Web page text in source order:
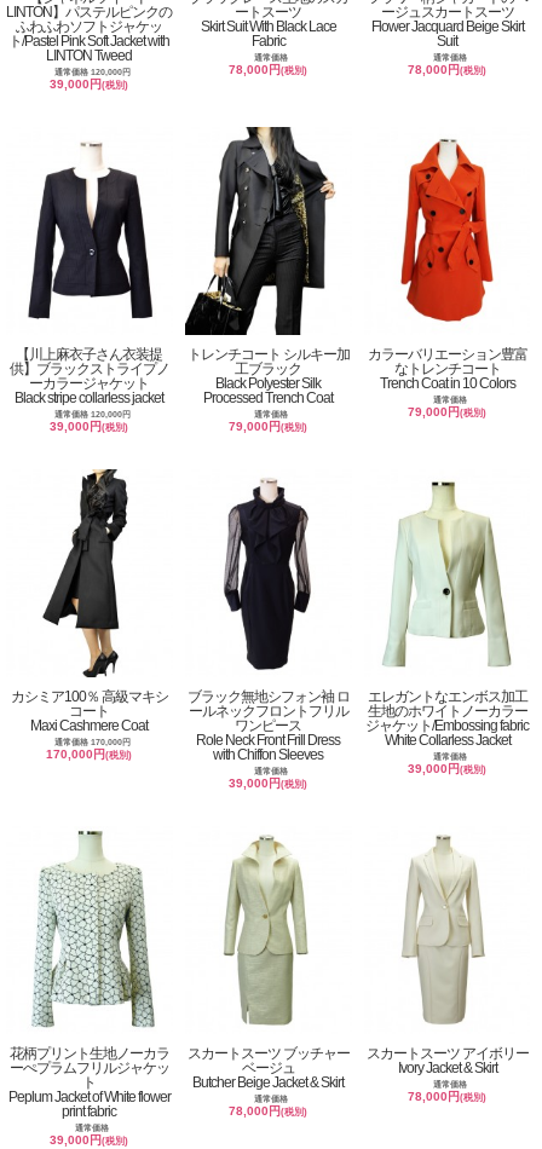
LINTON】パステルピンクの
ふわふわソフトジャケッ
ト/Pastel Pink Soft Jacket with
LINTON Tweed
通常価格 120,000円
39,000円(税別)
ートスーツ
Skirt Suit With Black Lace
Fabric
通常価格
78,000円(税別)
ージュスカートスーツ
Flower Jacquard Beige Skirt
Suit
通常価格
78,000円(税別)
【川上麻衣子さん衣装提
供】ブラックストライプノ
ーカラージャケット
Black stripe collarless jacket
通常価格 120,000円
39,000円(税別)
トレンチコート シルキー加
工ブラック
Black Polyester Silk
Processed Trench Coat
通常価格
79,000円(税別)
カラーバリエーション豊富
なトレンチコート
Trench Coat in 10 Colors
通常価格
79,000円(税別)
カシミア100％ 高級マキシ
コート
Maxi Cashmere Coat
通常価格 170,000円
170,000円(税別)
ブラック無地シフォン袖 ロ
ールネックフロントフリル
ワンピース
Role Neck Front Frill Dress
with Chiffon Sleeves
通常価格
39,000円(税別)
エレガントなエンボス加工
生地のホワイトノーカラー
ジャケット/Embossing fabric
White Collarless Jacket
通常価格
39,000円(税別)
花柄プリント生地ノーカラ
ーぺプラムフリルジャケッ
ト
Peplum Jacket of White flower
print fabric
通常価格
39,000円(税別)
スカートスーツ ブッチャー
ベージュ
Butcher Beige Jacket & Skirt
通常価格
78,000円(税別)
スカートスーツ アイボリー
Ivory Jacket & Skirt
通常価格
78,000円(税別)